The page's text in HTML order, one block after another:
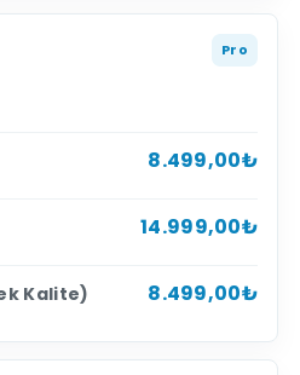
Pro
8.499,00₺
14.999,00₺
Kalite) 8.499,00₺